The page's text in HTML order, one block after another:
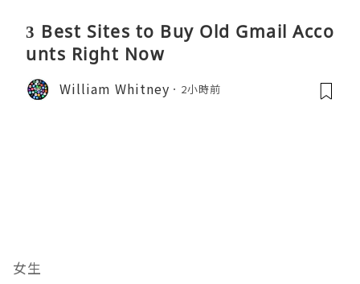
3 Best Sites to Buy Old Gmail Acco
unts Right Now
William Whitney 2小時前
女生